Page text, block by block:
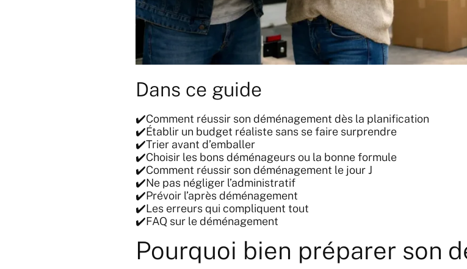
Dans ce guide
✔️Comment réussir son déménagement dès la planification
✔️Établir un budget réaliste sans se faire surprendre
✔️Trier avant d’emballer
✔️Choisir les bons déménageurs ou la bonne formule
✔️Comment réussir son déménagement le jour J
✔️Ne pas négliger l’administratif
✔️Prévoir l’après déménagement
✔️Les erreurs qui compliquent tout
✔️FAQ sur le déménagement
Pourquoi bien préparer son